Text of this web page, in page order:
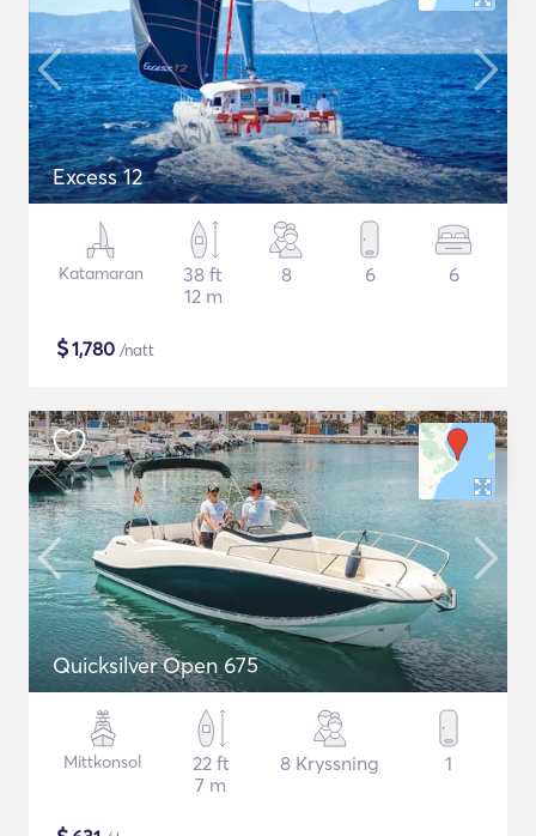
Excess 12
Katamaran
38 ft
12 m
8 6 6
$1,780 /natt
Quicksilver Open 675
Mittkonsol
22 ft
7 m
8 Kryssning 1